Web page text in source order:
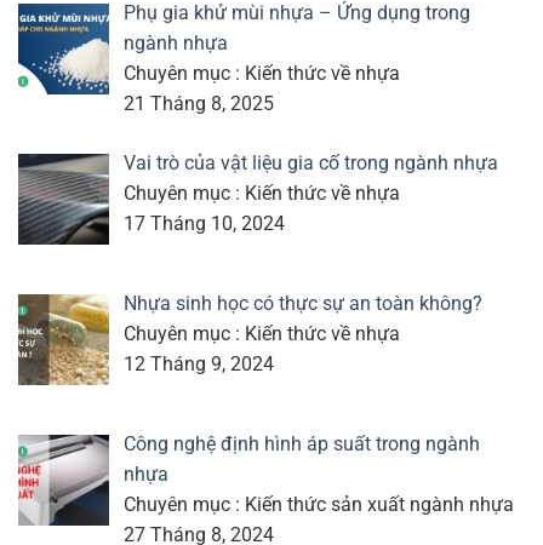
Phụ gia khử mùi nhựa – Ứng dụng trong
ngành nhựa
Chuyên mục : Kiến thức về nhựa
21 Tháng 8, 2025
Vai trò của vật liệu gia cố trong ngành nhựa
Chuyên mục : Kiến thức về nhựa
17 Tháng 10, 2024
Nhựa sinh học có thực sự an toàn không?
Chuyên mục : Kiến thức về nhựa
12 Tháng 9, 2024
Công nghệ định hình áp suất trong ngành
nhựa
Chuyên mục : Kiến thức sản xuất ngành nhựa
27 Tháng 8, 2024